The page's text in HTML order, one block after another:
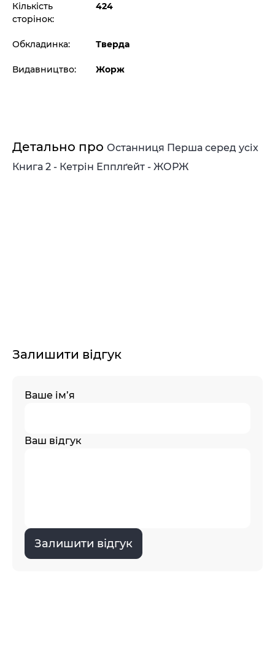
Кількість
сторінок:
424
Обкладинка: Тверда
Видавництво: Жорж
Детально про Останниця Перша серед усіх
Книга 2 - Кетрін Епплґейт - ЖОРЖ
Залишити відгук
Ваше ім’я
Ваш відгук
Залишити відгук